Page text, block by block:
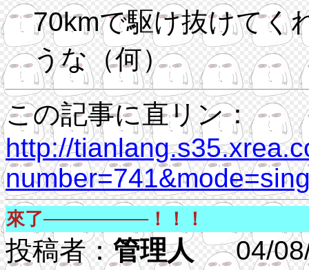
70kmで駆け抜けてく
うな（何）
この記事に直リン：
http://
來了────────！！！
投稿者：管理人 04/08/